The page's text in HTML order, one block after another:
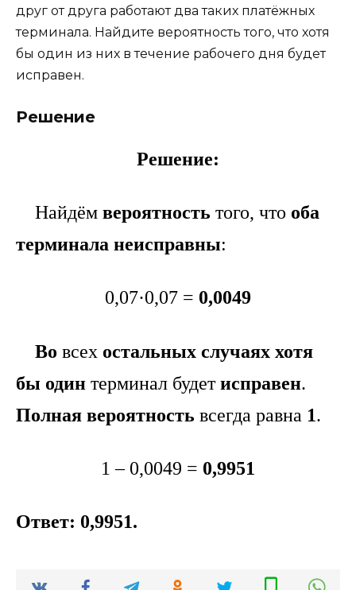
друг от друга работают два таких платёжных
терминала. Найдите вероятность того, что хотя
бы один из них в течение рабочего дня будет
исправен.
Решение
Решение:
Найдём вероятность того, что оба
терминала неисправны:
0,07·0,07 = 0,0049
Во всех остальных случаях хотя
бы один терминал будетисправен.
Полная вероятность всегда равна 1.
1 – 0,0049 = 0,9951
Ответ: 0,9951.